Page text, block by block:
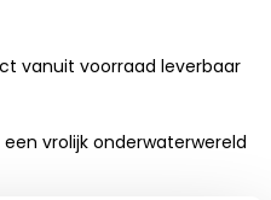
vanuit voorraad leverbaar
vrolijk onderwaterwereld